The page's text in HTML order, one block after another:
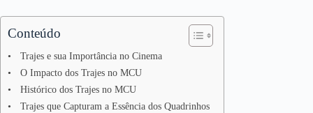
Conteúdo
Trajes e sua Importância no Cinema
O Impacto dos Trajes no MCU
Histórico dos Trajes no MCU
Trajes que Capturam a Essência dos Quadrinhos